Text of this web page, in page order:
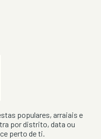
populares, arraiais e
por distrito, data ou
perto de ti.